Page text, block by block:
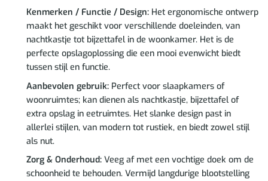
Kenmerken / Functie / Design:Het ergonomische ontwerp
maakt het geschikt voor verschillende doeleinden, van
nachtkastje tot bijzettafel in de woonkamer. Het is de
perfecte opslagoplossing die een mooi evenwicht biedt
tussen stijl en functie.
Aanbevolen gebruik:Perfect voor slaapkamers of
woonruimtes; kan dienen als nachtkastje, bijzettafel of
extra opslag in eetruimtes. Het slanke design past in
allerlei stijlen, van modern tot rustiek, en biedt zowel stijl
als nut.
Zorg & Onderhoud:Veeg af met een vochtige doek om de
schoonheid te behouden. Vermijd langdurige blootstelling